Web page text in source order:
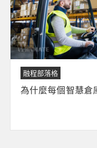
融程部落格
為什麼每個智慧倉